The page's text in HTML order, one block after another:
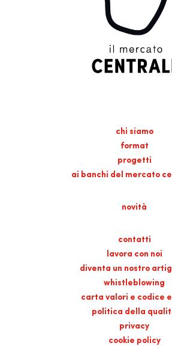
chi siamo
format
progetti
ai banchi del mercato
novità
contatti
lavora con noi
diventa un nostro
whistleblowing
carta valori e codice
politica della
privacy
cookie policy